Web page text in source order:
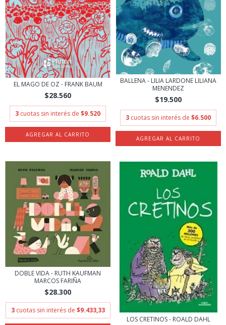
EL MAGO DE OZ - FRANK BAUM
$28.560
3 cuotas sin interés de $9.520
BALLENA - LILIA LARDONE LILIANA
MENENDEZ
$19.500
3 cuotas sin interés de $6.500
DOBLE VIDA - RUTH KAUFMAN
MARCOS FARIÑA
$28.300
3 cuotas sin interés de $9.433,33
LOS CRETINOS - ROALD DAHL